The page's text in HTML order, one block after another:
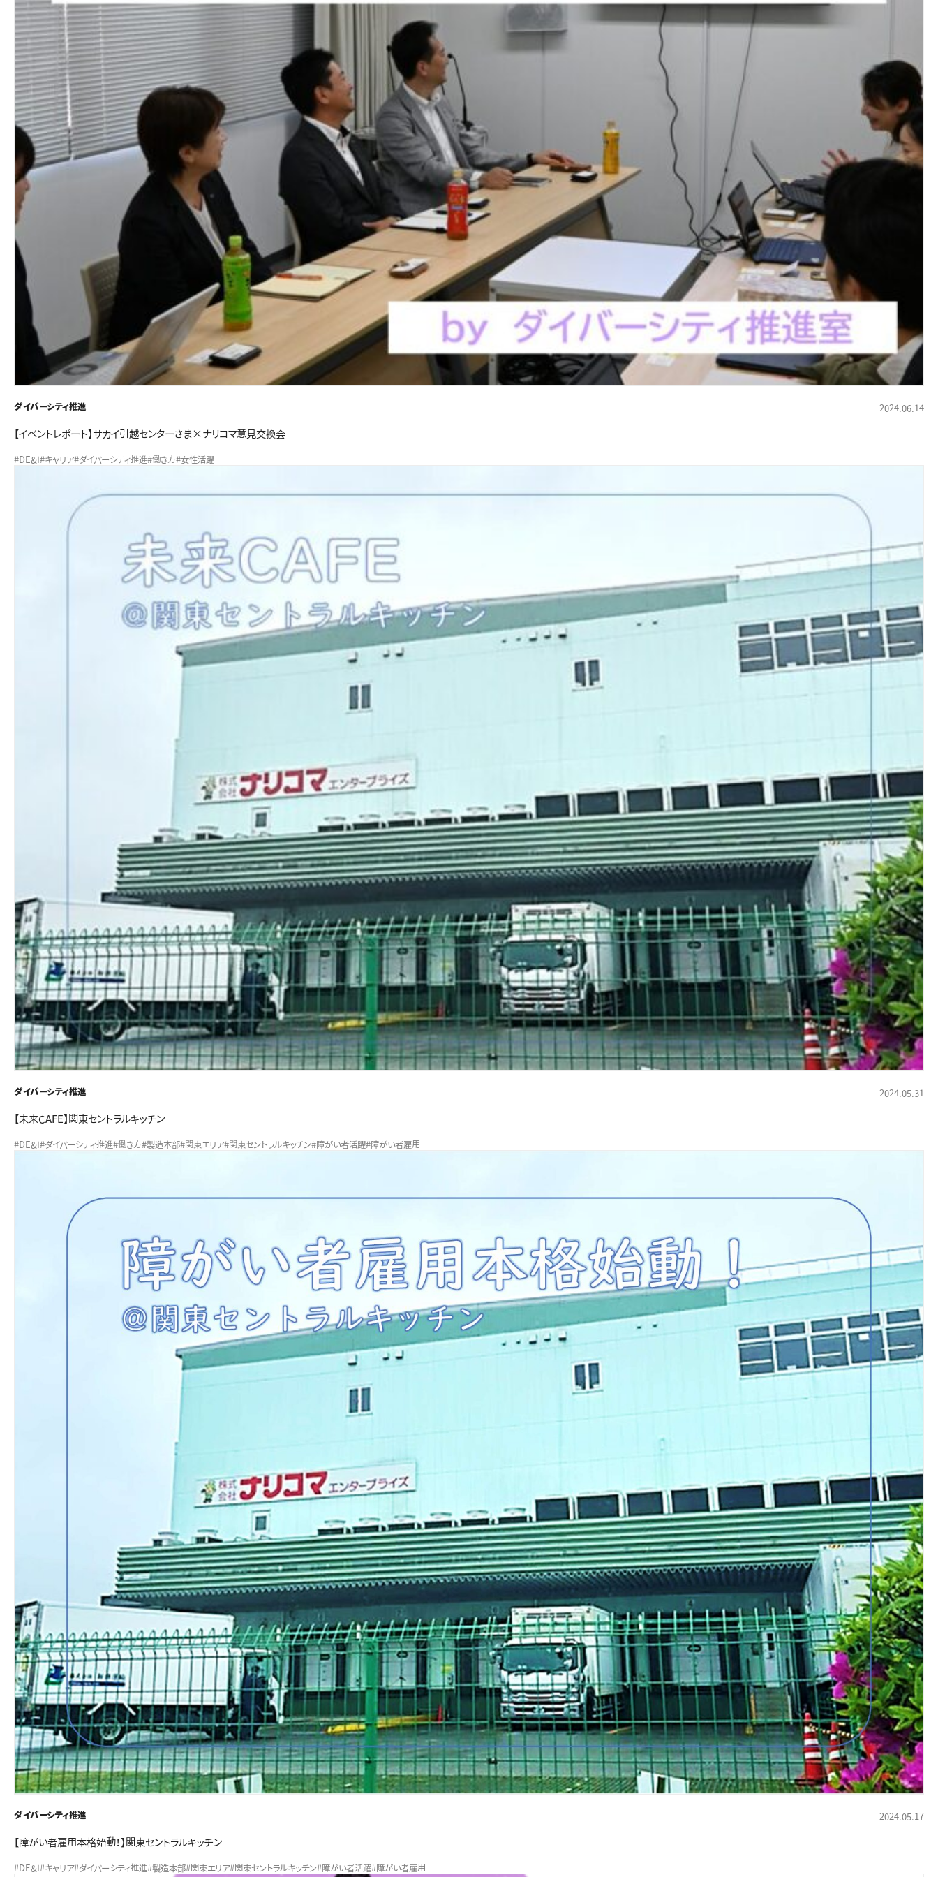
ダイバーシティ推進 2024.06.14
【イベントレポート】サカイ引越センターさま×ナリコマ意見交換会
#DE&I#キャリア#ダイバーシティ推進#働き方#女性活躍
ダイバーシティ推進 2024.05.31
【未来CAFE】関東セントラルキッチン
#DE&I #ダイバーシティ推進#働き方#製造本部#関東エリア#関東セントラルキッチン#障がい者活躍#障がい者雇用
ダイバーシティ推進 2024.05.17
【障がい者雇用本格始動！】関東セントラルキッチン
#DE&I#キャリア#ダイバーシティ推進#製造本部#関東エリア#関東セントラルキッチン#障がい者活躍#障がい者雇用